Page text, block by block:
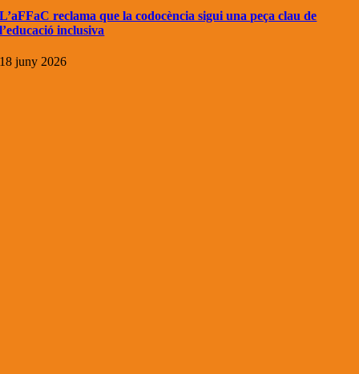
L’aFFaC reclama que la codocència sigui una peça clau de
l’educació inclusiva
18 juny 2026